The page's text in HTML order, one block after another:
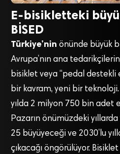
E-bisikletteki
BİSED
Türkiye’nin önünde büyük
Avrupa’nın ana
bisiklet veya “pedal destekli
bir kavram, yeni bir teknoloji.
yılda 2 milyon 750 bin adet
Pazarın önümüzdeki
25 büyüyeceği ve 2030’lu
çıkacağı öngörülüyor.